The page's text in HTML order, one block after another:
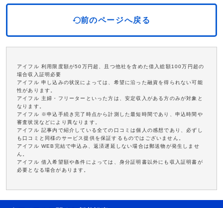
前のページへ戻る
アイフル 利用限度額が50万円超、且つ他社を含めた借入総額100万円超の
場合収入証明必要
アイフル 申し込みの状況によっては、希望に沿った融資を得られない可能
性があります。
アイフル 主婦・フリーターといった方は、安定収入がある方のみが対象と
なります。
アイフル ※申込手続き完了時点から計測した最短時間であり、申込時間や
審査状況などにより異なります。
アイフル 記事内で紹介している全ての口コミは個人の感想であり、必ずし
も口コミと同様のサービス提供を保証するものではございません。
アイフル WEB完結で申込み、返済遅延しない場合は郵送物が発生しませ
ん。
アイフル 借入希望額や条件によっては、身分証明書以外にも収入証明書が
必要となる場合があります。